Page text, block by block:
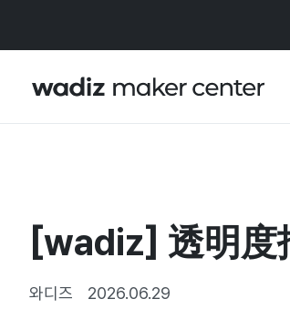
我的 WADIZ
重要更新
[wadiz] 透明度
와디즈 2026.06.29